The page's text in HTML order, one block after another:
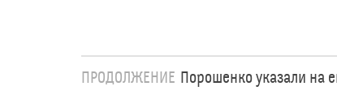
ПРОДОЛЖЕНИЕ Порошенко указали на